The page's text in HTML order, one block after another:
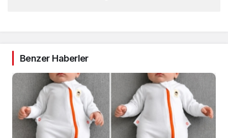
Benzer Haberler